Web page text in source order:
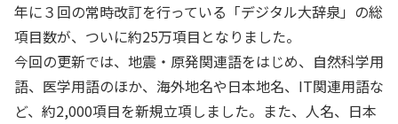
年に３回の常時改訂を行っている「デジタル大辞泉」の総
項目数が、ついに約25万項目となりました。
今回の更新では、地震・原発関連語をはじめ、自然科学用
語、医学用語のほか、海外地名や日本地名、IT関連用語な
ど、約2,000項目を新規立項しました。また、人名、日本